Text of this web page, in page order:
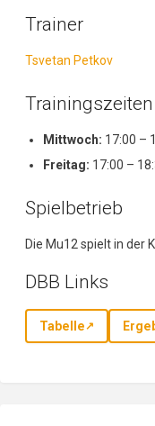
Trainer
Tsvetan Petkov
Trainingszeiten
Mittwoch: 17:00 –
Freitag: 17:00 –
Spielbetrieb
Die Mu12 spielt in der
DBB Links
Tabelle